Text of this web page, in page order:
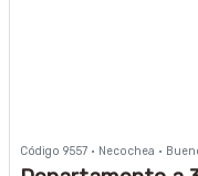
Código 9557 · Necochea ·